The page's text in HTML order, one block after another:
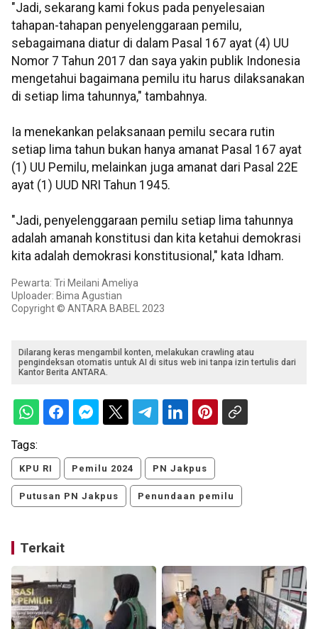
"Jadi, sekarang kami fokus pada penyelesaian
tahapan-tahapan penyelenggaraan pemilu,
sebagaimana diatur di dalam Pasal 167 ayat (4) UU
Nomor 7 Tahun 2017 dan saya yakin publik Indonesia
mengetahui bagaimana pemilu itu harus dilaksanakan
di setiap lima tahunnya," tambahnya.
Ia menekankan pelaksanaan pemilu secara rutin
setiap lima tahun bukan hanya amanat Pasal 167 ayat
(1) UU Pemilu, melainkan juga amanat dari Pasal 22E
ayat (1) UUD NRI Tahun 1945.
"Jadi, penyelenggaraan pemilu setiap lima tahunnya
adalah amanah konstitusi dan kita ketahui demokrasi
kita adalah demokrasi konstitusional," kata Idham.
Pewarta: Tri Meilani Ameliya
Uploader: Bima Agustian
Copyright © ANTARA BABEL 2023
Dilarang keras mengambil konten, melakukan crawling atau
pengindeksan otomatis untuk AI di situs web ini tanpa izin tertulis dari
Kantor Berita ANTARA.
Tags:
KPU RI Pemilu 2024 PN Jakpus
Putusan PN Jakpus Penundaan pemilu
Terkait